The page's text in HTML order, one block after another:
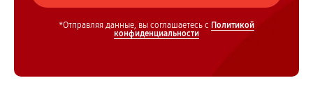
*Отправляя данные, вы соглашаетесь с Политикой
конфиденциальности